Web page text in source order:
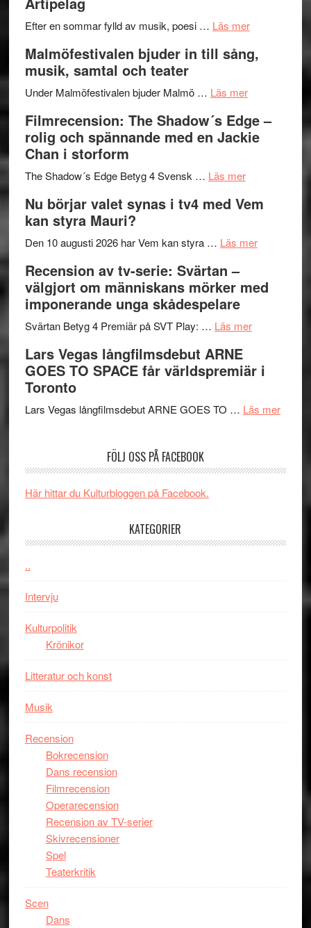
genrens
terräng
på
Efter en sommar fylld av musik, poesi … Läs merom
Endre,
Roland
Pöntinen
Artipelag
Malmöfestivalen bjuder in till sång,
musik, samtal och teater
Under Malmöfestivalen bjuder Malmö … Läs merom
bjuder
in
samtal
teater
Filmrecension: The Shadow´s Edge –
rolig och spännande med en Jackie
Chan i storform
The Shadow´s Edge Betyg 4 Svensk … Läs merom
The
´s
rolig
spännande
Jackie
i
Nu börjar valet synas i tv4 med Vem
kan styra Mauri?
Den 10 augusti 2026 har Vem kan styra … Läs merom
valet
Vem
styra
Recension av tv-serie: Svärtan –
välgjort om människans mörker med
imponerande unga skådespelare
Svärtan Betyg 4 Premiär på SVT Play: … Läs merom
tv-
Svärtan
människans
unga
Lars Vegas långfilmsdebut ARNE
GOES TO SPACE får världspremiär i
Toronto
Lars Vegas långfilmsdebut ARNE GOES TO … Läs merom
ARNE
får
FÖLJ OSS PÅ FACEBOOK
Här hittar du Kulturbloggen på Facebook.
KATEGORIER
..
Intervju
Kulturpolitik
Krönikor
Litteratur och konst
Musik
Recension
Bokrecension
Dans recension
Filmrecension
Operarecension
Recension av TV-serier
Skivrecensioner
Spel
Teaterkritik
Scen
Dans